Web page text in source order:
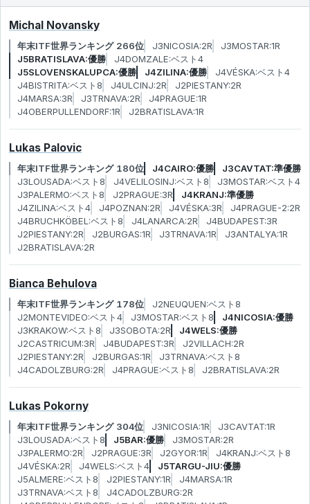
Michal Novansky
年末ITF世界ランキング 266位 J3NICOSIA:2R
J3MOSTAR:1R
J5BRATISLAVA:優勝
J4DOMZALE:ベスト4
J5SLOVENSKALUPCA:優勝
J4ZILINA:優勝
J4VÉSKA:ベスト4
J4BISTRITA:ベスト8
J4ULCINJ:2R
J2PIESTANY:2R
J4MARSA:3R
J3TRNAVA:2R
J4PRAGUE:1R
J4OBERPULLENDORF:1R
J2BRATISLAVA:1R
Lukas Palovic
年末ITF世界ランキング 180位 J4CAIRO:優勝
J3CAVTAT:準優勝
J3LOUSADA:ベスト8
J4VELILOSINJ:ベスト8
J3MOSTAR:ベスト4
J3PALERMO:ベスト8
J2PRAGUE:3R
J4KRANJ:準優勝
J4ZILINA:ベスト4
J4POZNAN:2R J4VÉSKA:3R
J4PRAGUE-2:2R
J4BRUCHKÖBEL:ベスト8
J4LANARCA:2R
J4BUDAPEST:3R
J2PIESTANY:2R
J2BURGAS:1R J3TRNAVA:1R
J3ANTALYA:1R
J2BRATISLAVA:2R
Bianca Behulova
年末ITF世界ランキング 178位
J2NEUQUEN:ベスト8
J2MONTEVIDEO:ベスト4
J3MOSTAR:ベスト8
J4NICOSIA:優勝
J3KRAKOW:ベスト8
J3SOBOTA:2R
J4WELS:優勝
J2CASTRICUM:3R
J4BUDAPEST:3R
J2VILLACH:2R
J2PIESTANY:2R
J2BURGAS:1R
J3TRNAVA:ベスト8
J4CADOLZBURG:2R
J4PRAGUE:ベスト8 J2BRATISLAVA:2R
Lukas Pokorny
年末ITF世界ランキング 304位 J3NICOSIA:1R
J3CAVTAT:1R
J3LOUSADA:ベスト8
J5BAR:優勝
J3MOSTAR:2R
J3PALERMO:2R
J2PRAGUE:3R J2GYOR:1R
J4KRANJ:ベスト8
J4VÉSKA:2R
J4WELS:ベスト4
J5TARGU-JIU:優勝
J5ALMERE:ベスト8
J2PIESTANY:1R
J4MARSA:1R
J3TRNAVA:ベスト8
J4CADOLZBURG:2R